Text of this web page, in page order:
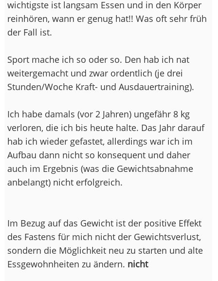
wichtigste ist langsam Essen und in den Körper
reinhören, wann er genug hat!! Was oft sehr früh
der Fall ist.
Sport mache ich so oder so. Den hab ich nat
weitergemacht und zwar ordentlich (je drei
Stunden/Woche Kraft- und Ausdauertraining).
Ich habe damals (vor 2 Jahren) ungefähr 8 kg
verloren, die ich bis heute halte. Das Jahr darauf
hab ich wieder gefastet, allerdings war ich im
Aufbau dann nicht so konsequent und daher
auch im Ergebnis (was die Gewichtsabnahme
anbelangt) nicht erfolgreich.
Im Bezug auf das Gewicht ist der positive Effekt
des Fastens für mich nicht der Gewichtsverlust,
sondern die Möglichkeit neu zu starten und alte
Essgewohnheiten zu ändern. nicht